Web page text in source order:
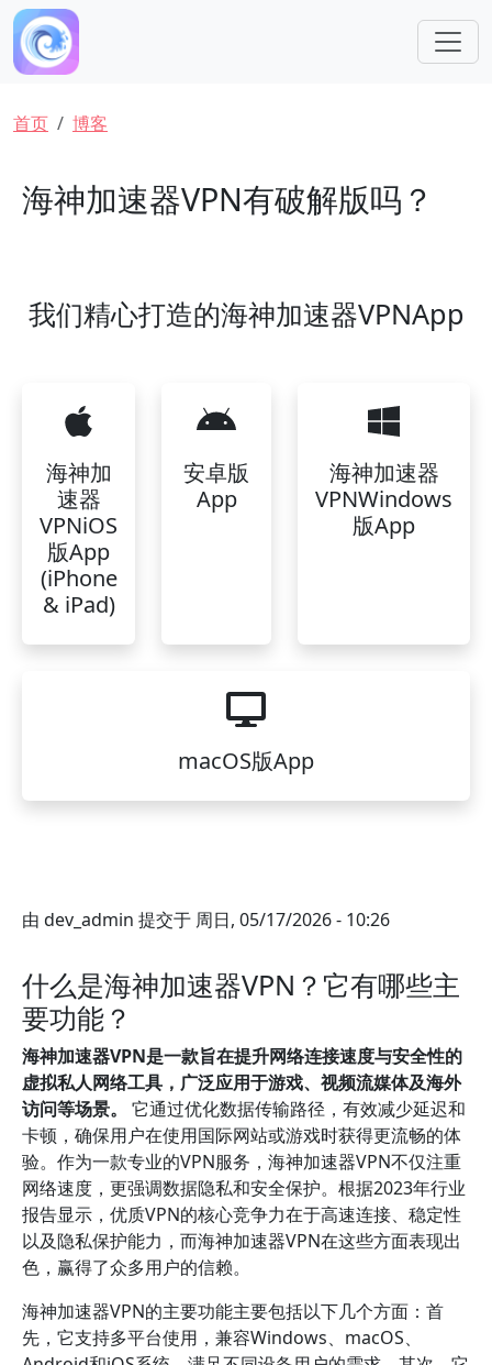
跳转到主要内容
面包屑
首页 博客
海神加速器VPN有破解版吗？
我们精心打造的海神加速器VPNApp
海神加
速器
VPNiOS
版App
(iPhone
& iPad)
安卓版
App
海神加速器
VPNWindows
版App
macOS版App
由 dev_admin 提交于 周日, 05/17/2026 - 10:26
什么是海神加速器VPN？它有哪些主
要功能？
海神加速器VPN是一款旨在提升网络连接速度与安全性的
虚拟私人网络工具，广泛应用于游戏、视频流媒体及海外
访问等场景。
它通过优化数据传输路径，有效减少延迟和
卡顿，确保用户在使用国际网站或游戏时获得更流畅的体
验。作为一款专业的VPN服务，海神加速器VPN不仅注重
网络速度，更强调数据隐私和安全保护。根据2023年行业
报告显示，优质VPN的核心竞争力在于高速连接、稳定性
以及隐私保护能力，而海神加速器VPN在这些方面表现出
色，赢得了众多用户的信赖。
海神加速器VPN的主要功能主要包括以下几个方面：首
先，它支持多平台使用，兼容Windows、macOS、